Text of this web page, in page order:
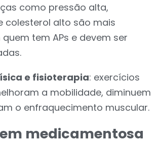
como pressão alta,
colesterol alto são mais
tem APs e devem ser
e fisioterapia: exercícios
a mobilidade, diminuem
o enfraquecimento muscular.
medicamentosa